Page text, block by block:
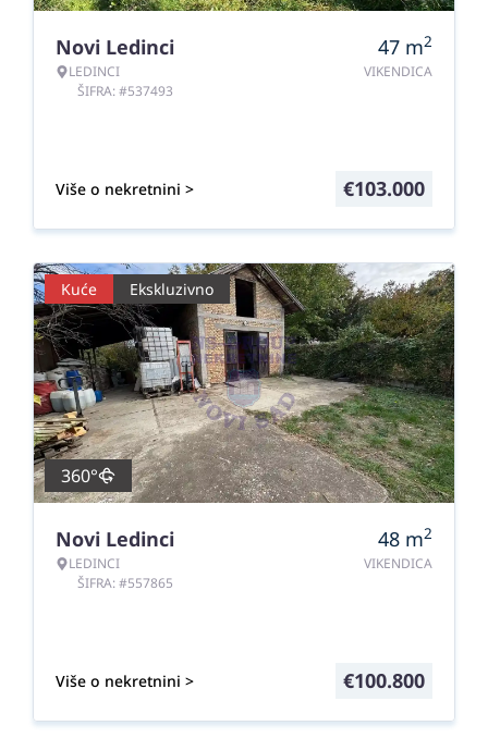
Novi Ledinci
LEDINCI
ŠIFRA: #537493
47 m2
VIKENDICA
Više o nekretnini > €103.000
Kuće Ekskluzivno
360°
Novi Ledinci
LEDINCI
ŠIFRA: #557865
48 m2
VIKENDICA
Više o nekretnini > €100.800